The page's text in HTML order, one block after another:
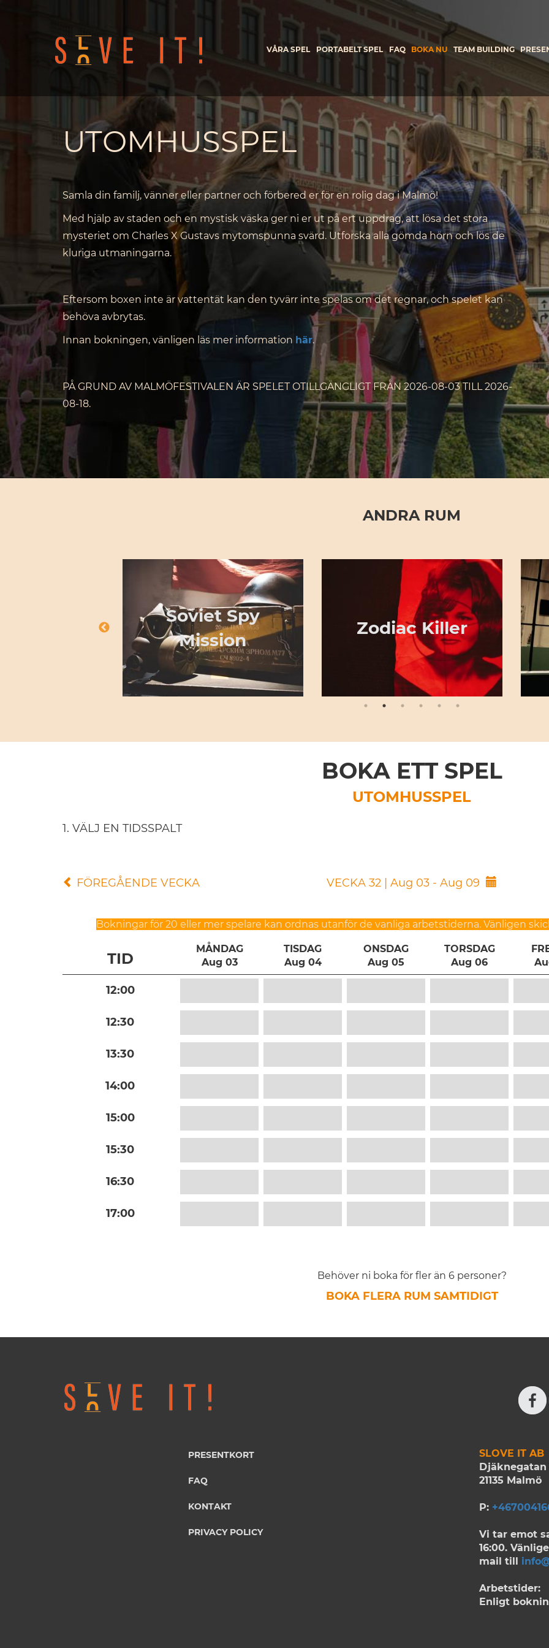
TEAM BUILDING
BOKA NU
FAQ
PORTABELT SPEL
VÅRA SPEL
UTOMHUSSPEL
Samla din familj, vänner eller partner och förbered er för en rolig dag i Malmö!
Med hjälp av staden och en mystisk väska ger ni er ut på ert uppdrag, att lösa det stora
mysteriet om Charles X Gustavs mytomspunna svärd. Utforska alla gömda hörn och lös de
kluriga utmaningarna.
Eftersom boxen inte är vattentät kan den tyvärr inte spelas om det regnar, och spelet kan
behöva avbrytas.
Innan bokningen, vänligen läs mer information här.
PÅ GRUND AV MALMÖFESTIVALEN ÄR SPELET OTILLGÄNGLIGT FRÅN 2026-08-03 TILL 2026-
08-18.
ANDRA RUM
Soviet Spy
Mission
Zodiac Killer
BOKA ETT SPEL
UTOMHUSSPEL
1. VÄLJ EN TIDSSPALT
FÖREGÅENDE VECKA VECKA 32 | Aug 03 - Aug 09
Bokningar för 20 eller mer spelare kan ordnas utanför de vanliga arbetstiderna. Vänligen
TID
MÅNDAG
Aug 03
TISDAG
Aug 04
ONSDAG
Aug 05
TORSDAG
Aug 06
12:00
12:30
13:30
14:00
15:00
15:30
16:30
17:00
Behöver ni boka för fler än 6 personer?
BOKA FLERA RUM SAMTIDIGT
PRESENTKORT
FAQ
KONTAKT
PRIVACY POLICY
SLOVE IT AB
Djäknegatan
21135 Malmö
P:
Vi tar emot
16:00.
mail till
Arbetstider:
Enligt